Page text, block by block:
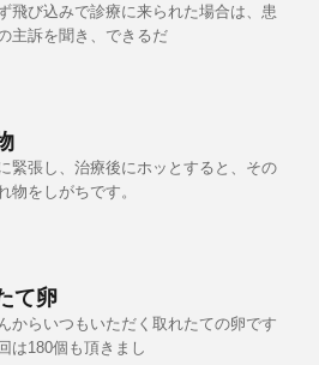
飛び込みで診療に来られた場合は、患
主訴を聞き、できるだ
緊張し、治療後にホッとすると、その
物をしがちです。
て卵
からいつもいただく取れたての卵です
は180個も頂きまし